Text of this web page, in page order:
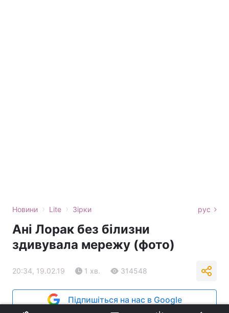
Новини › Lite › Зірки рус
Ані Лорак без білизни
здивувала мережу (фото)
20:34, 19.02.19 1 хв. 314548
Підпишіться на нас в Google